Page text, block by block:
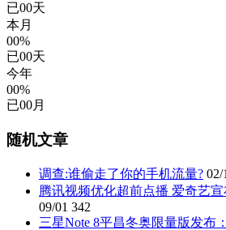
已00天
本月
00%
已00天
今年
00%
已00月
随机文章
调查:谁偷走了你的手机流量? 02/
腾讯视频优化超前点播 爱奇艺
09/01 342
三星Note 8平昌冬奥限量版发布